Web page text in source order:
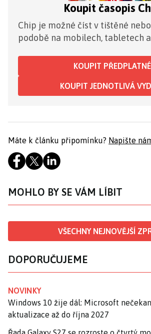
Koupit časopis
Chip je možné číst v tištěné
podobě na mobilech, tabletech
KOUPIT PŘEDPLATNÉ
KOUPIT JEDNOTLIVÁ
Máte k článku připomínku? Napište
MOHLO BY SE VÁM LÍBIT
VŠECHNY NEJNOVĚJŠÍ
DOPORUČUJEME
NOVINKY
Windows 10 žije dál: Microsoft
aktualizace až do října 2027